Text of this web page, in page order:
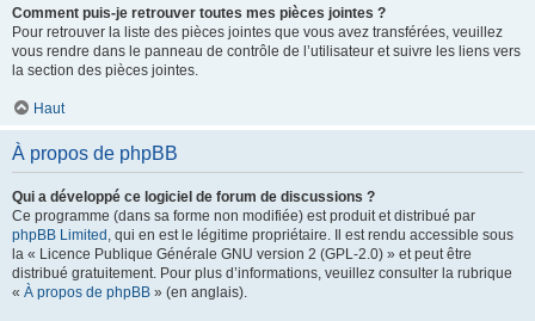
Comment puis-je retrouver toutes mes pièces jointes ?
Pour retrouver la liste des pièces jointes que vous avez transférées, veuillez
vous rendre dans le panneau de contrôle de l’utilisateur et suivre les liens vers
la section des pièces jointes.
Haut
À propos de phpBB
Qui a développé ce logiciel de forum de discussions ?
Ce programme (dans sa forme non modifiée) est produit et distribué par
phpBB Limited , qui en est le légitime propriétaire. Il est rendu accessible sous
la « Licence Publique Générale GNU version 2 (GPL-2.0) » et peut être
distribué gratuitement. Pour plus d’informations, veuillez consulter la rubrique
« À propos de phpBB » (en anglais).